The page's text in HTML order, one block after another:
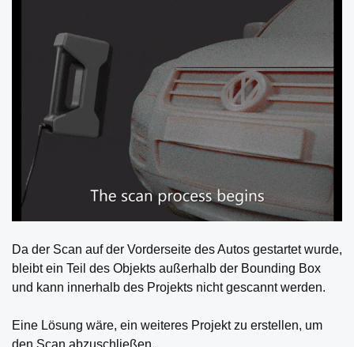
Da der Scan auf der Vorderseite des Autos gestartet wurde,
bleibt ein Teil des Objekts außerhalb der Bounding Box
und kann innerhalb des Projekts nicht gescannt werden.
Eine Lösung wäre, ein weiteres Projekt zu erstellen, um